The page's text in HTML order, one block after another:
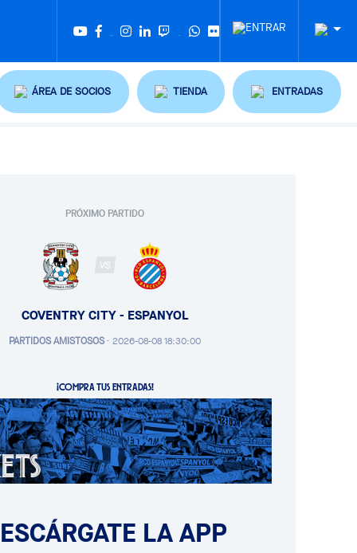
ÁREA DE SOCIOS TIENDA ENTRADAS
PRÓXIMO PARTIDO
VS
COVENTRY CITY - ESPANYOL
PARTIDOS AMISTOSOS· 2026-08-08 18:30:00
¡COMPRA TUS ENTRADAS!
LA APP